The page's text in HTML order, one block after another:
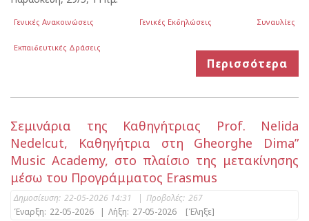
Γενικές Ανακοινώσεις Γενικές Εκδηλώσεις Συναυλίες
Εκπαιδευτικές Δράσεις
Περισσότερα
Σεμινάρια της Καθηγήτριας Prof. Nelida
Nedelcut, Καθηγήτρια στη Gheorghe Dima”
Music Academy, στο πλαίσιο της μετακίνησης
μέσω του Προγράμματος Erasmus
Δημοσίευση: 22-05-2026 14:31 | Προβολές: 267
Έναρξη: 22-05-2026 | Λήξη: 27-05-2026 [Έληξε]